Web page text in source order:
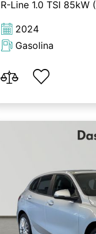
R-Line 1.0 TSI 85kW
2024
Gasolina